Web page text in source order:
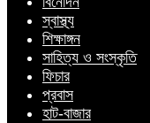
স্বাস্থ্য
শিক্ষাঙ্গন
সাহিত্য ও সংস্কৃতি
ফিচার
প্রবাস
হাট-বাজার